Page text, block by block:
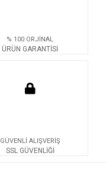
% 100 ORJİNAL
ÜRÜN GARANTİSİ
GÜVENLİ ALIŞVERİŞ
SSL GÜVENLİĞİ